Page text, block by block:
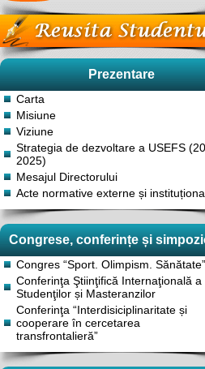
Prezentare
Carta
Misiune
Viziune
Strategia de dezvoltare a USEFS
2025)
Mesajul Directorului
Acte normative externe și
Congrese, conferințe și
Congres “Sport. Olimpism. Sănătate”
Conferinţa Ştiinţifică Internaţională a
Studenţilor și Masteranzilor
Conferinţa “Interdisiciplinaritate și
cooperare în cercetarea
transfrontalieră”